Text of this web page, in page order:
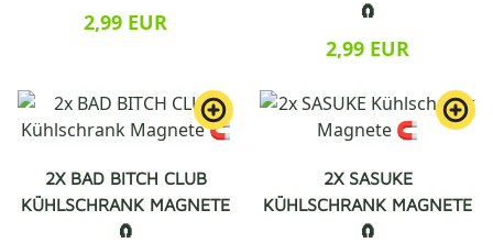
2,99 EUR
🧲
2,99 EUR
2X BAD BITCH CLUB
KÜHLSCHRANK MAGNETE
🧲
2X SASUKE
KÜHLSCHRANK MAGNETE
🧲